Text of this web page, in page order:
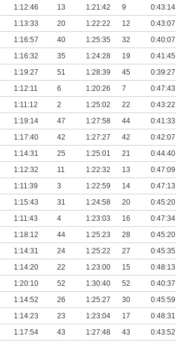
1:12:46 13 1:21:42 9 0:43:14
1:13:33 20 1:22:22 12 0:43:07
1:16:57 40 1:25:35 32 0:40:07
1:16:32 35 1:24:28 19 0:41:45
1:19:27 51 1:28:39 45 0:39:27
1:12:11 6 1:20:26 7 0:47:43
1:11:12 2 1:25:02 22 0:43:22
1:19:14 47 1:27:58 44 0:41:33
1:17:40 42 1:27:27 42 0:42:07
1:14:31 25 1:25:01 21 0:44:40
1:12:32 11 1:22:32 13 0:47:09
1:11:39 3 1:22:59 14 0:47:13
1:15:43 31 1:24:58 20 0:45:20
1:11:43 4 1:23:03 16 0:47:34
1:18:12 44 1:25:23 28 0:45:20
1:14:31 24 1:25:22 27 0:45:35
1:14:20 22 1:23:00 15 0:48:13
1:20:10 52 1:30:40 52 0:40:37
1:14:52 26 1:25:27 30 0:45:59
1:14:23 23 1:23:04 17 0:48:31
1:17:54 43 1:27:48 43 0:43:52